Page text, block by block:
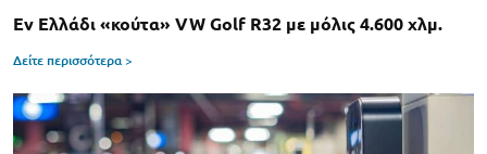
Εν Ελλάδι «κούτα» VW Golf R32 με μόλις 4.600 χλμ.
Δείτε περισσότερα >